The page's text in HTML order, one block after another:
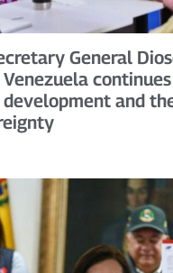
General
Venezuela
and